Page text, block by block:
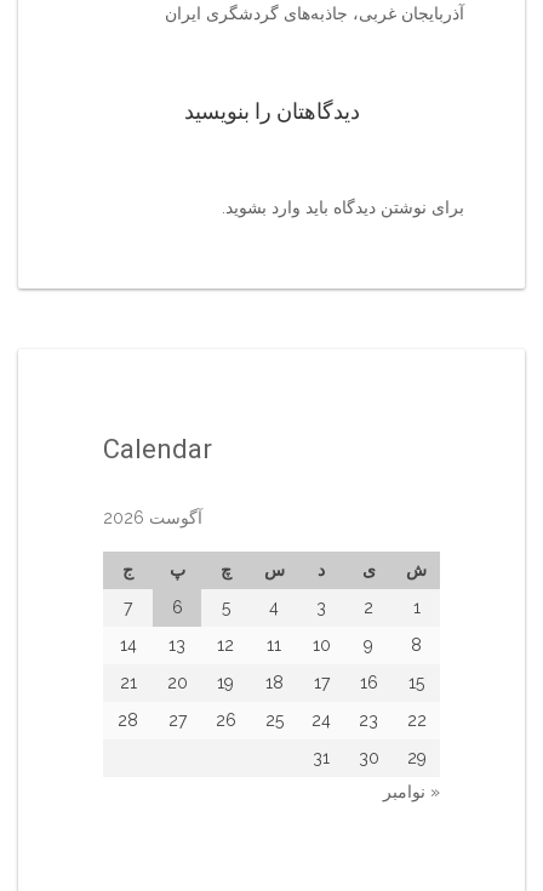
آذربایجان غربی، جاذبه‌های گردشگری ایران
دیدگاهتان را بنویسید
برای نوشتن دیدگاه باید وارد بشوید
Calendar
آگوست 2026
ش ی د س چ پ
ج
1
2
3
4
5
6
7
8
9
10
11
12
13
14
15
16
17
18
19
20
21
22
23
24
25
26
27
28
29
30
31
« نوامبر